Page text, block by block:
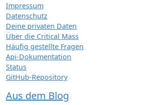
Impressum
Datenschutz
Deine privaten Daten
Über die Critical Mass
Häufig gestellte Fragen
Api-Dokumentation
Status
GitHub-Repository
Aus dem Blog